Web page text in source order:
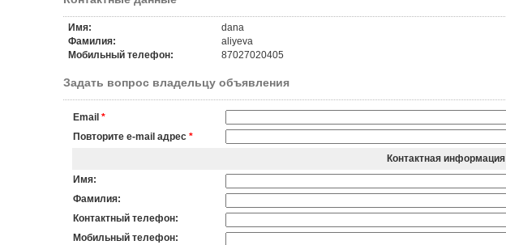
Имя:
dana
Фамилия:
aliyeva
Мобильный телефон:
87027020405
Задать вопрос владельцу объявления
Email *
Повторите e-mail адрес *
Контактная информация
Имя:
Фамилия:
Контактный телефон:
Мобильный телефон: